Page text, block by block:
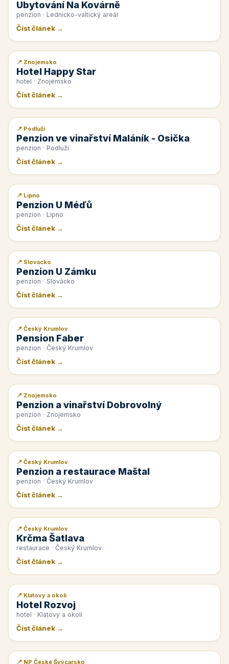
Ubytování Na Kovárně
penzion · Lednicko-valtický areál
Číst článek →
📰 PR článek
📍 Znojemsko
Hotel Happy Star
hotel · Znojemsko
Číst článek →
📰 PR článek
📍 Podluží
Penzion ve vinařství Maláník - Osička
penzion · Podluží
Číst článek →
📰 PR článek
📍 Lipno
Penzion U Méďů
penzion · Lipno
Číst článek →
📰 PR článek
📍 Slovácko
Penzion U Zámku
penzion · Slovácko
Číst článek →
📰 PR článek
📍 Český Krumlov
Pension Faber
penzion · Český Krumlov
Číst článek →
📰 PR článek
📍 Znojemsko
Penzion a vinařství Dobrovolný
penzion · Znojemsko
Číst článek →
📰 PR článek
📍 Český Krumlov
Penzion a restaurace Maštal
penzion · Český Krumlov
Číst článek →
📰 PR článek
📍 Český Krumlov
Krčma Šatlava
restaurace · Český Krumlov
Číst článek →
📰 PR článek
📍 Klatovy a okolí
Hotel Rozvoj
hotel · Klatovy a okolí
Číst článek →
📰 PR článek
📍 NP České Švýcarsko